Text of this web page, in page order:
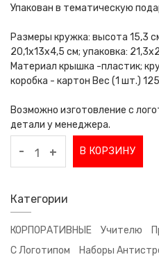
Упакован в тематическую
Размеры кружка: высота 15,3
20,1х13х4,5 см; упаковка:
Материал крышка -пластик;
коробка - картон Вес (1 шт.)
Возможно изготовление с
детали у менеджера.
- + В КОРЗИНУ
Категории
КОРПОРАТИВНЫЕ Учителю
С Логотипом
Наборы